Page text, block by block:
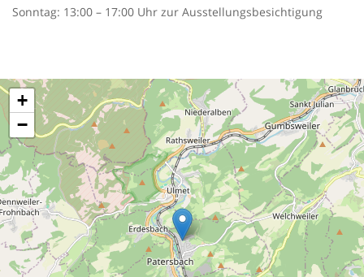
Sonntag: 13:00 – 17:00 Uhr zur Ausstellungsbesichtigung
+
−